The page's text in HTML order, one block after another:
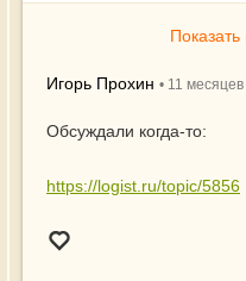
Игорь Прохин • 11 месяцев
Обсуждали когда-то:
https://logist.ru/topic/5856